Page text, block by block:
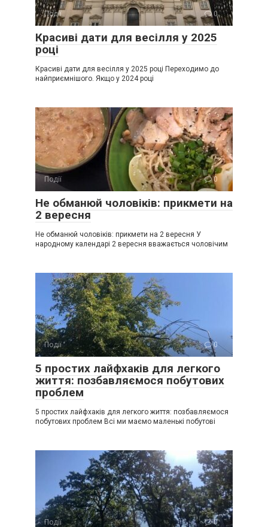
Події 0
Красиві дати для весілля у 2025
році
Красиві дати для весілля у 2025 році Переходимо до
найприємнішого. Якщо у 2024 році
Події 0
Не обманюй чоловіків: прикмети на
2 вересня
Не обманюй чоловіків: прикмети на 2 вересня У
народному календарі 2 вересня вважається чоловічим
Події 0
5 простих лайфхаків для легкого
життя: позбавляємося побутових
проблем
5 простих лайфхаків для легкого життя: позбавляємося
побутових проблем Всі ми маємо маленькі побутові
Події 0